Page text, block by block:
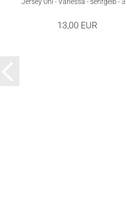
13,00 EUR